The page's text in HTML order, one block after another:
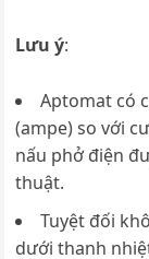
Lưu ý:
Aptomat có
(ampe) so với
nấu phở điện
thuật.
Tuyệt đối
dưới thanh